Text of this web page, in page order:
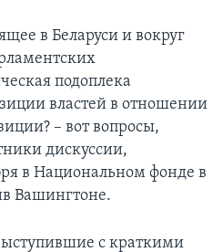
в Беларуси и вокруг
подоплека
властей в отношении
– вот вопросы,
дискуссии,
в Национальном фонде в
Вашингтоне.
с краткими